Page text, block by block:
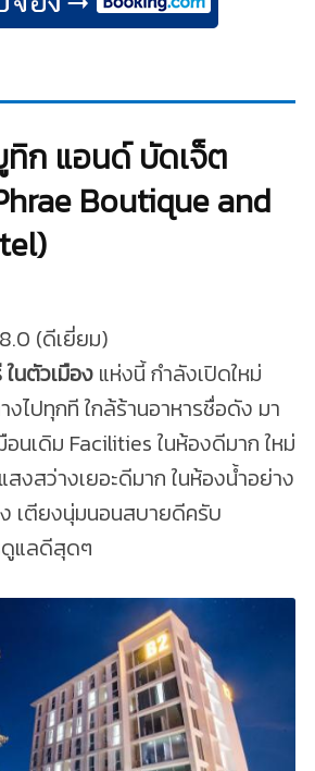
ก แอนด์ บัดเจ็ต
Boutique and
(ดีเยี่ยม)
นตัวเมืองแห่งนี้ กำลังเปิดใหม่
งไปทุกที ใกล้ร้านอาหารชื่อดัง มา
นเดิม Facilities ในห้องดีมาก ใหม่
งสว่างเยอะดีมาก ในห้องน้ำอย่าง
เตียงนุ่มนอนสบายดีครับ
แลดีสุดๆ